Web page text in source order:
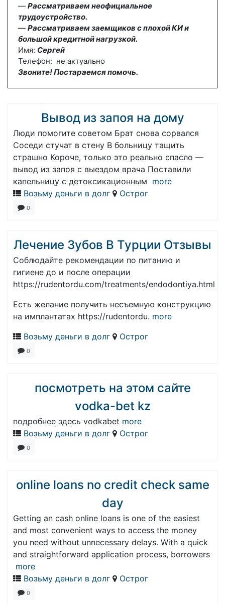
— Рассматриваем неофициальное
трудоустройство.
— Рассматриваем заемщиков с плохой КИ и
большой кредитной нагрузкой.
Имя: Сергей
Телефон: не актуально
Звоните! Постараемся помочь.
Вывод из запоя на дому
Люди помогите советом Брат снова сорвался
Соседи стучат в стену В больницу тащить
страшно Короче, только это реально спасло —
вывод из запоя с выездом врача Поставили
капельницу с детоксикационным more
Возьму деньги в долг
Острог
0
Лечение Зубов В Турции Отзывы
Соблюдайте рекомендации по питанию и
гигиене до и после операции
https://rudentordu.com/treatments/endodontiya.html
Есть желание получить несъемную конструкцию
на имплантатах https://rudentordu. more
Возьму деньги в долг
Острог
0
посмотреть на этом сайте
vodka-bet kz
подробнее здесь vodkabet more
Возьму деньги в долг
Острог
0
online loans no credit check same
day
Getting an cash online loans is one of the easiest
and most convenient ways to access the money
you need without unnecessary delays. With a quick
and straightforward application process, borrowers
more
Возьму деньги в долг
Острог
0